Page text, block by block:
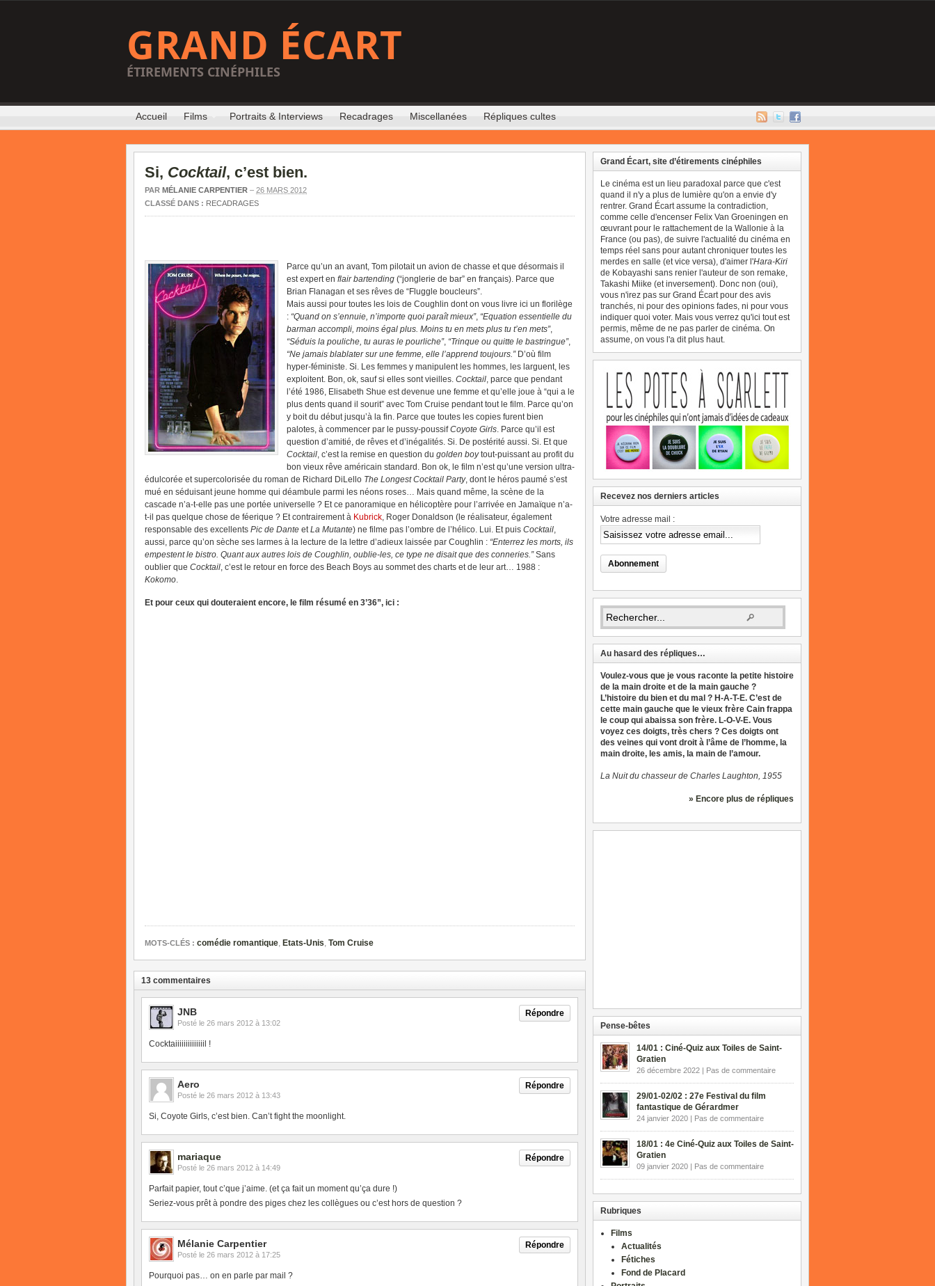
GRAND ÉCART
ÉTIREMENTS CINÉPHILES
Accueil Films Portraits & Interviews Recadrages Miscellanées Répliques cultes
Si, Cocktail, c’est bien.
PAR MÉLANIE CARPENTIER – 26 MARS 2012
CLASSÉ DANS : RECADRAGES
Parce qu’un an avant, Tom pilotait un avion de chasse et que désormais il
est expert en flair bartending (“jonglerie de bar” en français). Parce que
Brian Flanagan et ses rêves de “Fluggle boucleurs”.
Mais aussi pour toutes les lois de Coughlin dont on vous livre ici un florilège
: “Quand on s’ennuie, n’importe quoi paraît mieux”, “Equation essentielle du
barman accompli, moins égal plus. Moins tu en mets plus tu t’en mets”,
“Séduis la pouliche, tu auras le pourliche”, “Trinque ou quitte le bastringue”,
“Ne jamais blablater sur une femme, elle l’apprend toujours.”D’où film
hyper-féministe. Si. Les femmes y manipulent les hommes, les larguent, les
exploitent. Bon, ok, sauf si elles sont vieilles. Cocktail, parce que pendant
l’été 1986, Elisabeth Shue est devenue une femme et qu’elle joue à “qui a le
plus dents quand il sourit” avec Tom Cruise pendant tout le film. Parce qu’on
y boit du début jusqu’à la fin. Parce que toutes les copies furent bien
palotes, à commencer par le pussy-poussifCoyote Girls. Parce qu’il est
question d’amitié, de rêves et d’inégalités. Si. De postérité aussi. Si. Et que
Cocktail, c’est la remise en question du golden boytout-puissant au profit du
bon vieux rêve américain standard. Bon ok, le film n’est qu’une version ultra-
édulcorée et supercolorisée du roman de Richard DiLello The Longest Cocktail Party, dont le héros paumé s’est
mué en séduisant jeune homme qui déambule parmi les néons roses… Mais quand même, la scène de la
cascade n’a-t-elle pas une portée universelle ? Et ce panoramique en hélicoptère pour l’arrivée en Jamaïque n’a-
t-il pas quelque chose de féerique ? Et contrairement à Kubrick, Roger Donaldson (le réalisateur, également
responsable des excellents Pic de Dante etLa Mutante) ne filme pas l’ombre de l’hélico. Lui. Et puis Cocktail,
aussi, parce qu’on sèche ses larmes à la lecture de la lettre d’adieux laissée par Coughlin : “Enterrez les morts, ils
empestent le bistro. Quant aux autres lois de Coughlin, oublie-les, ce type ne disait que des conneries.”Sans
oublier que Cocktail, c’est le retour en force des Beach Boys au sommet des charts et de leur art… 1988 :
Kokomo.
Et pour ceux qui douteraient encore, le film résumé en 3’36”, ici :
MOTS-CLÉS : comédie romantique, Etats-Unis, Tom Cruise
13 commentaires
Répondre
JNB
Posté le 26 mars 2012 à 13:02
Cocktaiiiiiiiiiiiiiil !
Répondre
Aero
Posté le 26 mars 2012 à 13:43
Si, Coyote Girls, c’est bien. Can’t fight the moonlight.
Répondre
mariaque
Posté le 26 mars 2012 à 14:49
Parfait papier, tout c’que j’aime. (et ça fait un moment qu’ça dure !)
Seriez-vous prêt à pondre des piges chez les collègues ou c’est hors de question ?
Répondre
Mélanie Carpentier
Posté le 26 mars 2012 à 17:25
Pourquoi pas… on en parle par mail ?
Grand Écart, site d’étirements cinéphiles
Le cinéma est un lieu paradoxal parce que c'est
quand il n'y a plus de lumière qu'on a envie d'y
rentrer. Grand Écart assume la contradiction,
comme celle d'encenser Felix Van Groeningen en
œuvrant pour le rattachement de la Wallonie à la
France (ou pas), de suivre l'actualité du cinéma en
temps réel sans pour autant chroniquer toutes les
merdes en salle (et vice versa), d'aimer l'Hara-Kiri
de Kobayashi sans renier l'auteur de son remake,
Takashi Miike (et inversement). Donc non (oui),
vous n'irez pas sur Grand Écart pour des avis
tranchés, ni pour des opinions fades, ni pour vous
indiquer quoi voter. Mais vous verrez qu'ici tout est
permis, même de ne pas parler de cinéma. On
assume, on vous l'a dit plus haut.
Recevez nos derniers articles
Votre adresse mail :
Au hasard des répliques…
Voulez-vous que je vous raconte la petite histoire
de la main droite et de la main gauche ?
L’histoire du bien et du mal ? H-A-T-E. C’est de
cette main gauche que le vieux frère Cain frappa
le coup qui abaissa son frère. L-O-V-E. Vous
voyez ces doigts, très chers ? Ces doigts ont
des veines qui vont droit à l’âme de l’homme, la
main droite, les amis, la main de l’amour.
La Nuit du chasseur de Charles Laughton, 1955
» Encore plus de répliques
Pense-bêtes
14/01 : Ciné-Quiz aux Toiles de Saint-
Gratien
26 décembre 2022 | Pas de commentaire
29/01-02/02 : 27e Festival du film
fantastique de Gérardmer
24 janvier 2020 | Pas de commentaire
18/01 : 4e Ciné-Quiz aux Toiles de Saint-
Gratien
09 janvier 2020 | Pas de commentaire
Rubriques
Films
Actualités
Fétiches
Fond de Placard